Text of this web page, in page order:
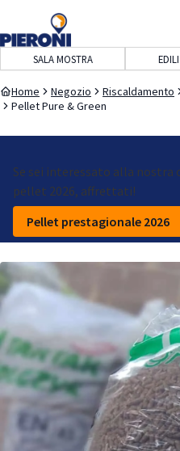
navigazione
contenuto
SALA MOSTRA
Home Negozio Riscaldamento
Pellet Pure & Green
Se sei interessato alla
pellet 2026, affrettati!
Pellet prestagionale 2026